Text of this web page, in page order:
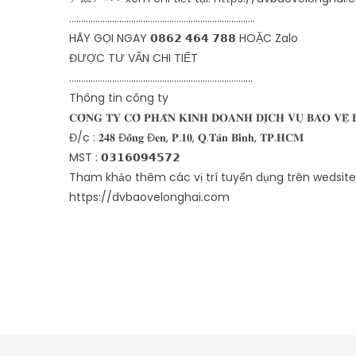
..............................................................................
HÃY GỌI NGAY 𝟬𝟴𝟲𝟮 𝟰𝟲𝟰 𝟳𝟴𝟴 HOẶC Zalo
ĐƯỢC TƯ VẤN CHI TIẾT
.............................................................................
Thông tin công ty
𝐂𝐎̂𝐍𝐆 𝐓𝐘 𝐂𝐎̂̉ 𝐏𝐇𝐀̂̀𝐍 𝐊𝐈𝐍𝐇 𝐃𝐎𝐀𝐍𝐇 𝐃𝐈̣𝐂𝐇 𝐕𝐔̣ 𝐁𝐀̉𝐎 𝐕𝐄̣̂
Đ/c : 𝟐𝟒𝟖 Đ𝐨̂̀𝐧𝐠 Đ𝐞𝐧, 𝐏.𝟏𝟎, 𝐐.𝐓𝐚̂𝐧 𝐁𝐢̀𝐧𝐡, 𝐓𝐏.𝐇𝐂𝐌
MST : 𝟬𝟯𝟭𝟲𝟬𝟵𝟰𝟱𝟳𝟮
Tham khảo thêm các vị trí tuyển dụng trên wedsite
https://dvbaovelonghai.com